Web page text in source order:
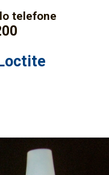
telefone